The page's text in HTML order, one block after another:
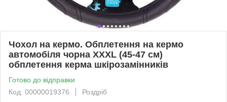
Чохол на кермо. Обплетення на кермо
автомобіля чорна XXXL (45-47 см)
обплетення керма шкірозамінників
Готово до відправки
Код: 00000019376
Роздріб